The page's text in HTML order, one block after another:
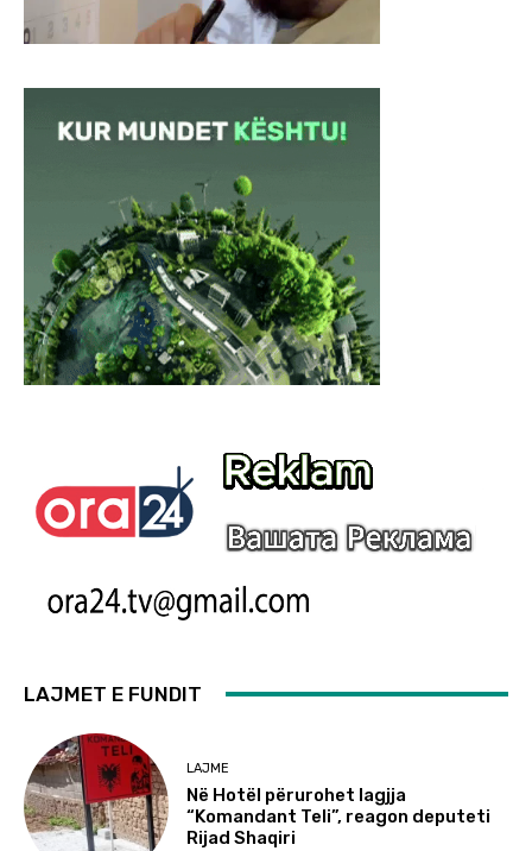
LAJMET E FUNDIT
LAJME
Në Hotël përurohet lagjja
“Komandant Teli”, reagon deputeti
Rijad Shaqiri